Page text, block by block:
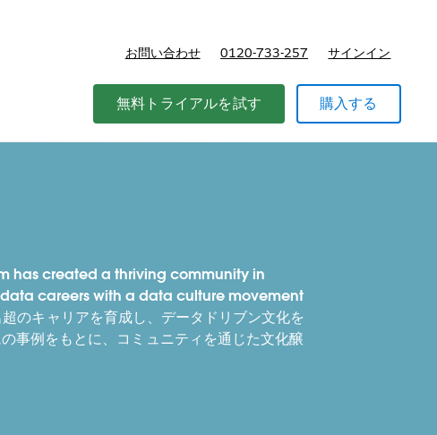
と価格
お問い合わせ 0120-733-257 サインイン
無料トライアルを試す 購入する
has created a thriving community in
careers with a data culture movement
キャリアを育成し、データドリブン文化を
事例をもとに、コミュニティを通じた文化醸